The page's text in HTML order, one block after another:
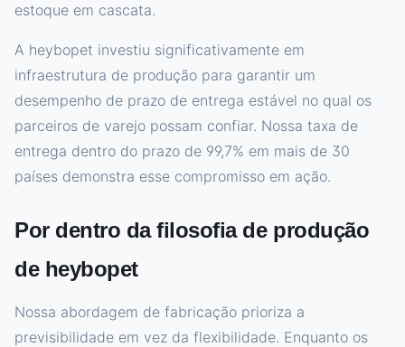
estoque em cascata.
A heybopet investiu significativamente em
infraestrutura de produção para garantir um
desempenho de prazo de entrega estável no qual os
parceiros de varejo possam confiar. Nossa taxa de
entrega dentro do prazo de 99,7% em mais de 30
países demonstra esse compromisso em ação.
Por dentro da filosofia de produção
de heybopet
Nossa abordagem de fabricação prioriza a
previsibilidade em vez da flexibilidade. Enquanto os